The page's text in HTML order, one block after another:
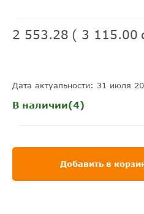
2 553.28 ( 3 115.00
Дата актуальности: 31 июля
В наличии(4)
Добавить в